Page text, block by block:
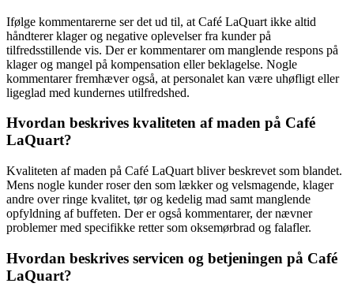
Ifølge kommentarerne ser det ud til, at Café LaQuart ikke altid
håndterer klager og negative oplevelser fra kunder på
tilfredsstillende vis. Der er kommentarer om manglende respons på
klager og mangel på kompensation eller beklagelse. Nogle
kommentarer fremhæver også, at personalet kan være uhøfligt eller
ligeglad med kundernes utilfredshed.
Hvordan beskrives kvaliteten af maden på Café
LaQuart?
Kvaliteten af maden på Café LaQuart bliver beskrevet som blandet.
Mens nogle kunder roser den som lækker og velsmagende, klager
andre over ringe kvalitet, tør og kedelig mad samt manglende
opfyldning af buffeten. Der er også kommentarer, der nævner
problemer med specifikke retter som oksemørbrad og falafler.
Hvordan beskrives servicen og betjeningen på Café
LaQuart?